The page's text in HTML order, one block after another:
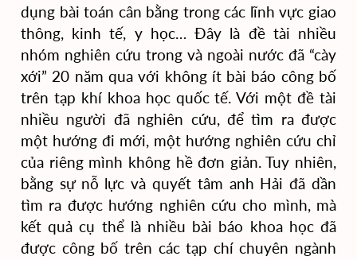
dụng bài toán cân bằng trong các lĩnh vực giao
thông, kinh tế, y học… Đây là đề tài nhiều
nhóm nghiên cứu trong và ngoài nước đã “cày
xới” 20 năm qua với không ít bài báo công bố
trên tạp khí khoa học quốc tế. Với một đề tài
nhiều người đã nghiên cứu, để tìm ra được
một hướng đi mới, một hướng nghiên cứu chỉ
của riêng mình không hề đơn giản.Tuy nhiên,
bằng sự nỗ lực và quyết tâm anh Hải đã dần
tìm ra được hướng nghiên cứu cho mình, mà
kết quả cụ thể là nhiều bài báo khoa học đã
được công bố trên các tạp chí chuyên ngành